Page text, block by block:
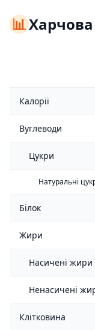
📊Харчова
Калорії
Вуглеводи
Цукри
Натуральні
Білок
Жири
Насичені жири
Ненасичені
Клітковина